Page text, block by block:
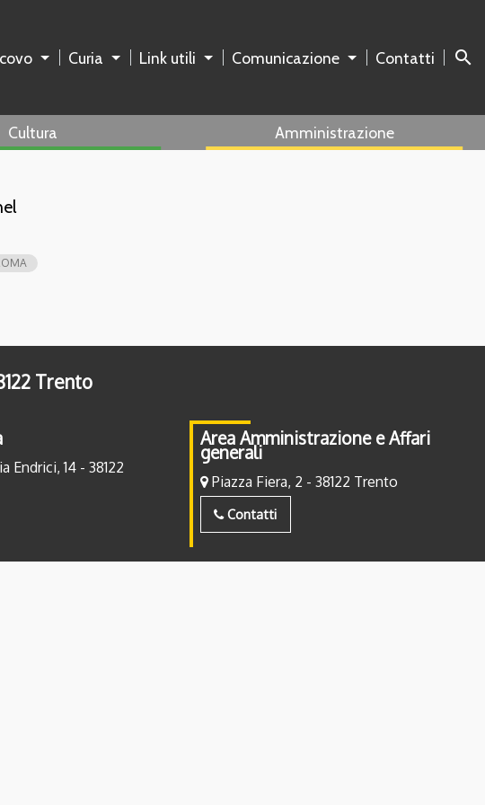
Curia Link utili Comunicazione Contatti search
Cultura Amministrazione
Trento
Endrici, 14 - 38122
Area Amministrazione e Affari
generali
Piazza Fiera, 2 - 38122 Trento
Contatti